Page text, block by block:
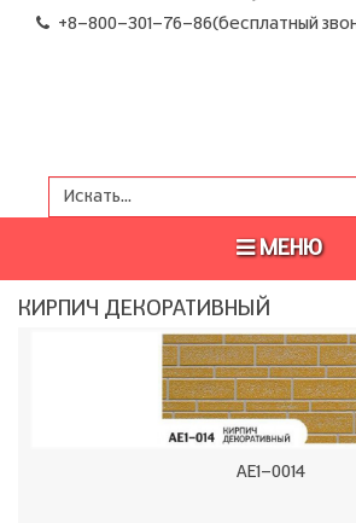
+8-800-301-76-86(бесплатный
МЕНЮ
КИРПИЧ ДЕКОРАТИВНЫЙ
AE1-0014